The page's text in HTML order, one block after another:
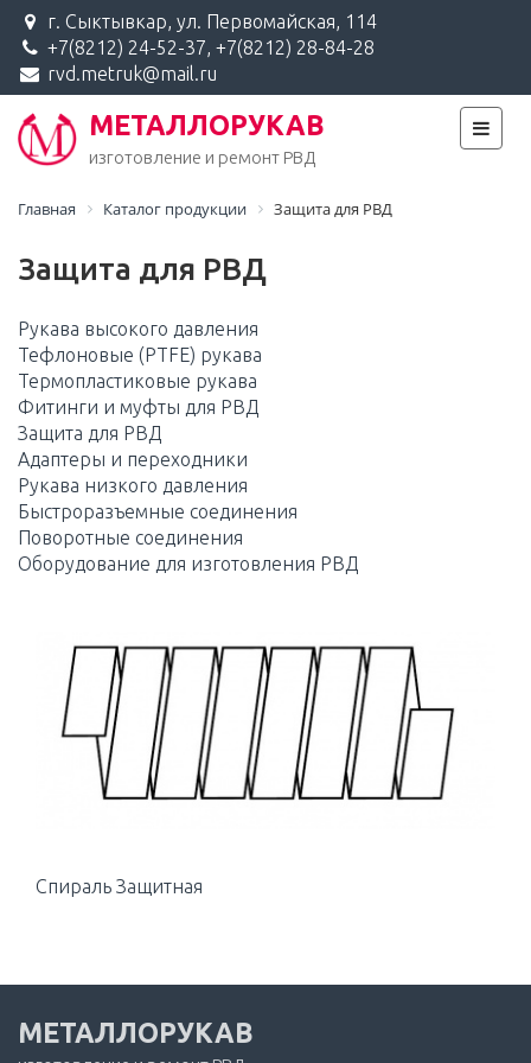
г. Сыктывкар, ул. Первомайская, 114
+7(8212) 24-52-37, +7(8212) 28-84-28
rvd.metruk@mail.ru
МЕТАЛЛОРУКАВ
изготовление и ремонт РВД
Главная Каталог продукции Защита для РВД
Защита для РВД
Рукава высокого давления
Тефлоновые (PTFE) рукава
Термопластиковые рукава
Фитинги и муфты для РВД
Защита для РВД
Адаптеры и переходники
Рукава низкого давления
Быстроразъемные соединения
Поворотные соединения
Оборудование для изготовления РВД
Спираль Защитная
МЕТАЛЛОРУКАВ